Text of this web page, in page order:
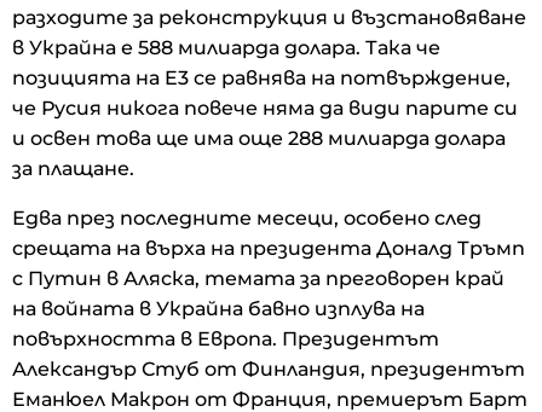
разходите за реконструкция и възстановяване
в Украйна е 588 милиарда долара. Така че
позицията на E3 се равнява на потвърждение,
че Русия никога повече няма да види парите си
и освен това ще има още 288 милиарда долара
за плащане.
Едва през последните месеци, особено след
срещата на върха на президента Доналд Тръмп
с Путин в Аляска, темата за преговорен край
на войната в Украйна бавно изплува на
повърхността в Европа. Президентът
Александър Стуб от Финландия, президентът
Еманюел Макрон от Франция, премиерът Барт